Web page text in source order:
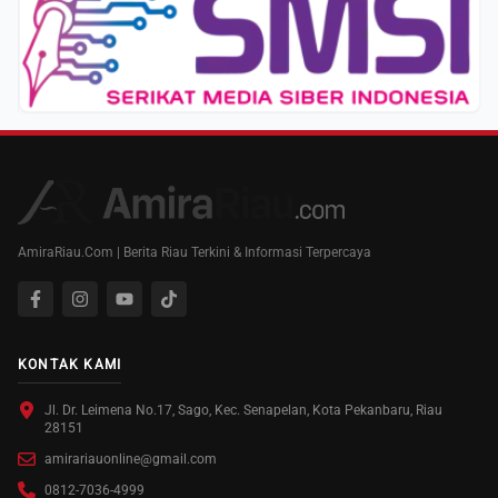
AmiraRiau.Com | Berita Riau Terkini & Informasi Terpercaya
KONTAK KAMI
Jl. Dr. Leimena No.17, Sago, Kec. Senapelan, Kota Pekanbaru, Riau
28151
amirariauonline@gmail.com
0812-7036-4999